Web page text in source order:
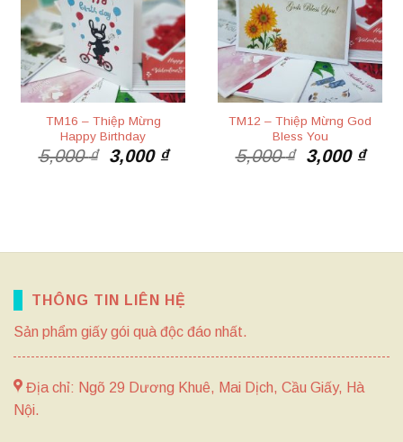
TM16 – Thiệp Mừng
Happy Birthday
5,000₫
Giá
3,000 ₫Giá
TM12 – Thiệp Mừng God
Bless You
5,000₫
Giá
3,000 ₫Giá
THÔNG TIN LIÊN HỆ
Sản phẩm giấy gói quà độc đáo nhất.
Địa chỉ: Ngõ 29 Dương Khuê, Mai Dịch, Cầu Giấy, Hà
Nội.